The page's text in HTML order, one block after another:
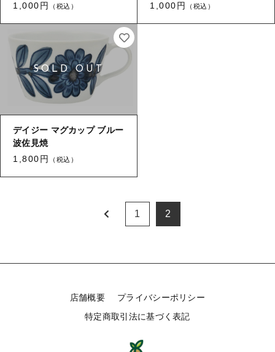
1,000円
（税込）
1,000円
（税込）
デイジー マグカップ ブルー
波佐見焼
1,800円
（税込）
1 2
店舗概要
プライバシーポリシー
特定商取引法に基づく表記